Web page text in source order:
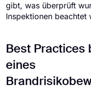
gibt, was überprüft
Inspektionen beachtet
Best Practices
eines